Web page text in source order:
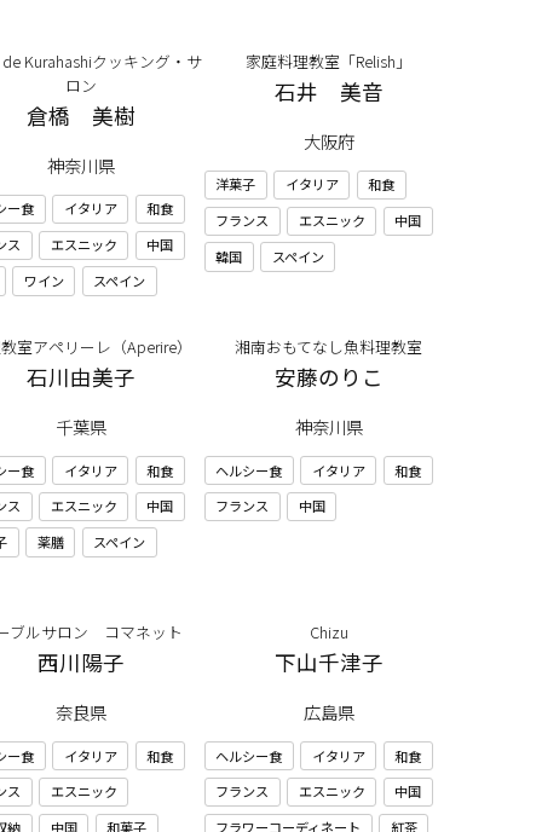
Kurahashiクッキング・サ
ロン
倉橋 美樹
神奈川県
ー食 イタリア
和食
ス
エスニック
中国
ワイン スペイン
家庭料理教室「Relish」
石井 美音
大阪府
洋菓子 イタリア
和食
フランス
エスニック
中国
韓国
スペイン
室アペリーレ（Aperire）
石川由美子
千葉県
ー食 イタリア
和食
ス
エスニック
中国
薬膳 スペイン
湘南おもてなし魚料理教室
安藤のりこ
神奈川県
ヘルシー食 イタリア
和食
フランス
中国
ブルサロン コマネット
西川陽子
奈良県
ー食 イタリア
和食
ス
エスニック
納
中国
和菓子
Chizu
下山千津子
広島県
ヘルシー食 イタリア
和食
フランス
エスニック
中国
フラワーコーディネート
紅茶